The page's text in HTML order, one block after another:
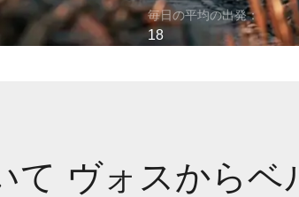
毎日の平均の出発：
18
て ヴォスからベ